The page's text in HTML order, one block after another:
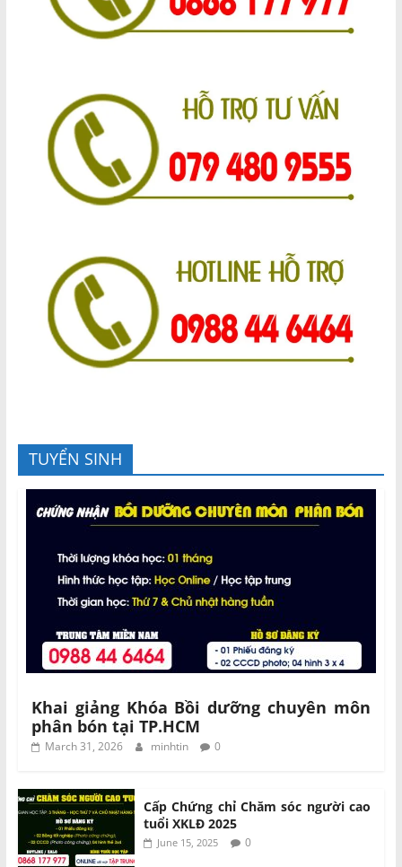
TUYỂN SINH
Khai giảng Khóa Bồi dưỡng chuyên môn
phân bón tại TP.HCM
March 31, 2026 minhtin 0
Cấp Chứng chỉ Chăm sóc người cao
tuổi XKLĐ 2025
June 15, 2025 0